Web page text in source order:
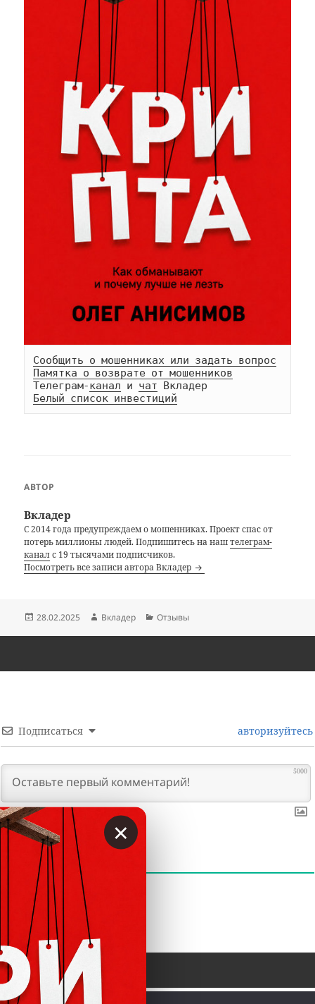
Сообщить о мошенниках или задать вопрос
Памятка о возврате от мошенников
Телеграм-канал и чат
Белый список инвестиций
АВТОР
Вкладер
С 2014 года предупреждаем о мошенниках. Проект спас от
потерь миллионы людей. Подпишитесь на наштелеграм-
каналс 19 тысячами подписчиков.
Посмотреть все записи автора Вкладер
Опубликовано
28.02.2025 Автор
Вкладер Рубрики
Отзывы
Подписаться авторизуйтесь
5000
КОММЕНТАРИИ
×